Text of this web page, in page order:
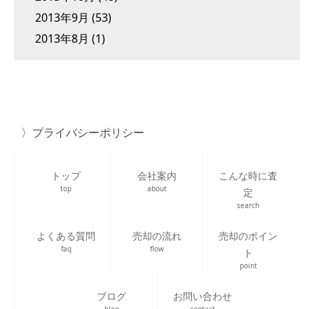
2013年9月 (53)
2013年8月 (1)
プライバシーポリシー
トップ
top
会社案内
about
こんな時に査
定
search
よくある質問
faq
売却の流れ
flow
売却のポイン
ト
point
ブログ お問い合わせ